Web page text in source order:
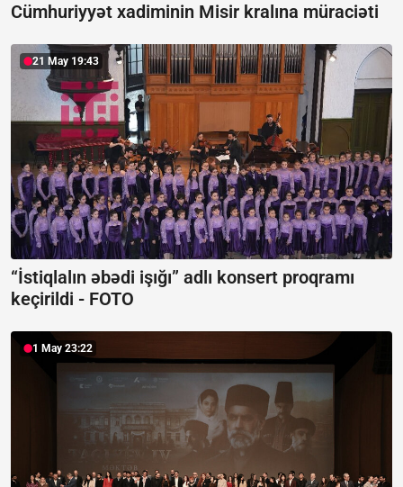
Cümhuriyyət xadiminin Misir kralına müraciəti
21 May 19:43
“İstiqlalın əbədi işığı” adlı konsert proqramı
keçirildi - FOTO
1 May 23:22